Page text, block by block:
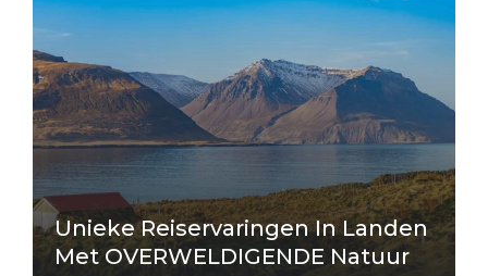
Unieke Reiservaringen In Landen
Met OVERWELDIGENDE Natuur